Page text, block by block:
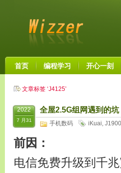
首页 编程学习 开心一刻
文章标签 ‘J4125’
2022
7 月31
全屋2.5G组网遇到的坑
手机数码 iKuai, J1900
前因：
电信免费升级到千